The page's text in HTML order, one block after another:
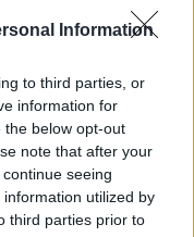
Information
to third parties, or
information for
the below opt-out
note that after your
seeing
utilized by
third parties prior to
11:48
Ντίκμαν – Τη